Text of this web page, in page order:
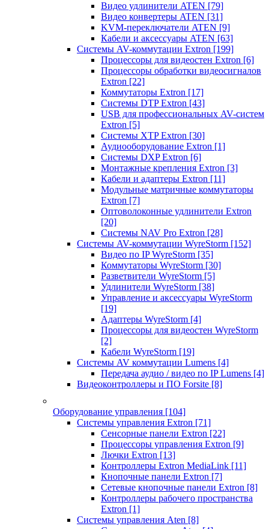
Видео удлинители ATEN [79]
Видео конвертеры ATEN [31]
KVM-переключатели ATEN [9]
Кабели и аксессуары ATEN [63]
Системы AV-коммутации Extron [199]
Процессоры для видеостен Extron [6]
Процессоры обработки видеосигналов
Extron [22]
Коммутаторы Extron [17]
Системы DTP Extron [43]
USB для профессиональных AV-систем
Extron [5]
Системы XTP Extron [30]
Аудиооборудование Extron [1]
Системы DXP Extron [6]
Монтажные крепления Extron [3]
Кабели и адаптеры Extron [11]
Модульные матричные коммутаторы
Extron [7]
Оптоволоконные удлинители Extron
[20]
Системы NAV Pro Extron [28]
Системы AV-коммутации WyreStorm [152]
Видео по IP WyreStorm [35]
Коммутаторы WyreStorm [30]
Разветвители WyreStorm [5]
Удлинители WyreStorm [38]
Управление и аксессуары WyreStorm
[19]
Адаптеры WyreStorm [4]
Процессоры для видеостен WyreStorm
[2]
Кабели WyreStorm [19]
Системы AV коммутации Lumens [4]
Передача аудио / видео по IP Lumens [4]
Видеоконтроллеры и ПО Forsite [8]
Оборудование управления [104]
Системы управления Extron [71]
Сенсорные панели Extron [22]
Процессоры управления Extron [9]
Лючки Extron [13]
Контроллеры Extron MediaLink [11]
Кнопочные панели Extron [7]
Сетевые кнопочные панели Extron [8]
Контроллеры рабочего пространства
Extron [1]
Системы управления Aten [8]